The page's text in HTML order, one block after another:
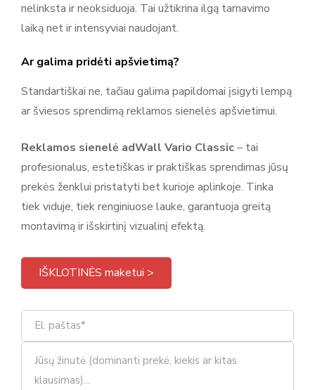
nelinksta ir neoksiduoja. Tai užtikrina ilgą tarnavimo
laiką net ir intensyviai naudojant.
Ar galima pridėti apšvietimą?
Standartiškai ne, tačiau galima papildomai įsigyti lempą
ar šviesos sprendimą reklamos sienelės apšvietimui.
Reklamos sienelė adWall Vario Classic– tai
profesionalus, estetiškas ir praktiškas sprendimas jūsų
prekės ženklui pristatyti bet kurioje aplinkoje. Tinka
tiek viduje, tiek renginiuose lauke, garantuoja greitą
montavimą ir išskirtinį vizualinį efektą.
IŠKLOTINĖS maketui >